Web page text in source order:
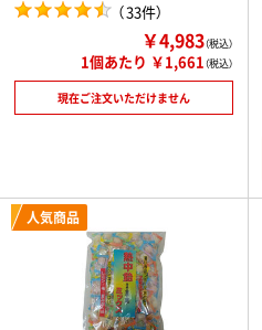
（33件）
￥4,983（税込）
1個あたり ￥1,661（税込）
現在ご注文いただけません
人気商品